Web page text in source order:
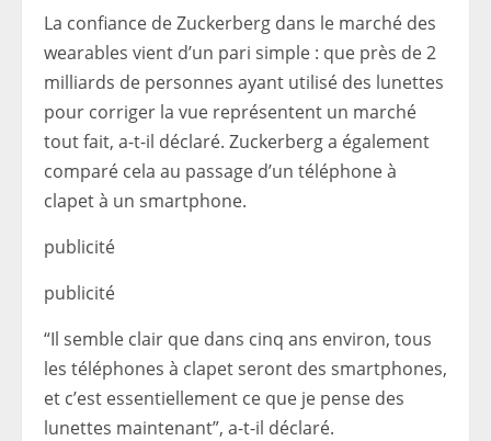
La confiance de Zuckerberg dans le marché des
wearables vient d’un pari simple : que près de 2
milliards de personnes ayant utilisé des lunettes
pour corriger la vue représentent un marché
tout fait, a-t-il déclaré. Zuckerberg a également
comparé cela au passage d’un téléphone à
clapet à un smartphone.
publicité
publicité
“Il semble clair que dans cinq ans environ, tous
les téléphones à clapet seront des smartphones,
et c’est essentiellement ce que je pense des
lunettes maintenant”, a-t-il déclaré.